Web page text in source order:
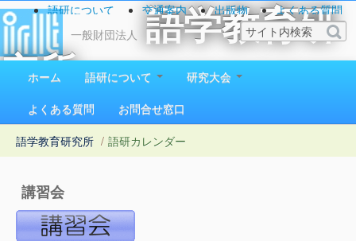
一般財団法人
語学教育研
究所
1923（大正12）年創立
語研について 交通案内 出版物
よくある質問
お問い合わせ
ホーム 語研について
研究大会
よくある質問
お問合せ窓口
語学教育研究所 / 語研カレンダー
講習会